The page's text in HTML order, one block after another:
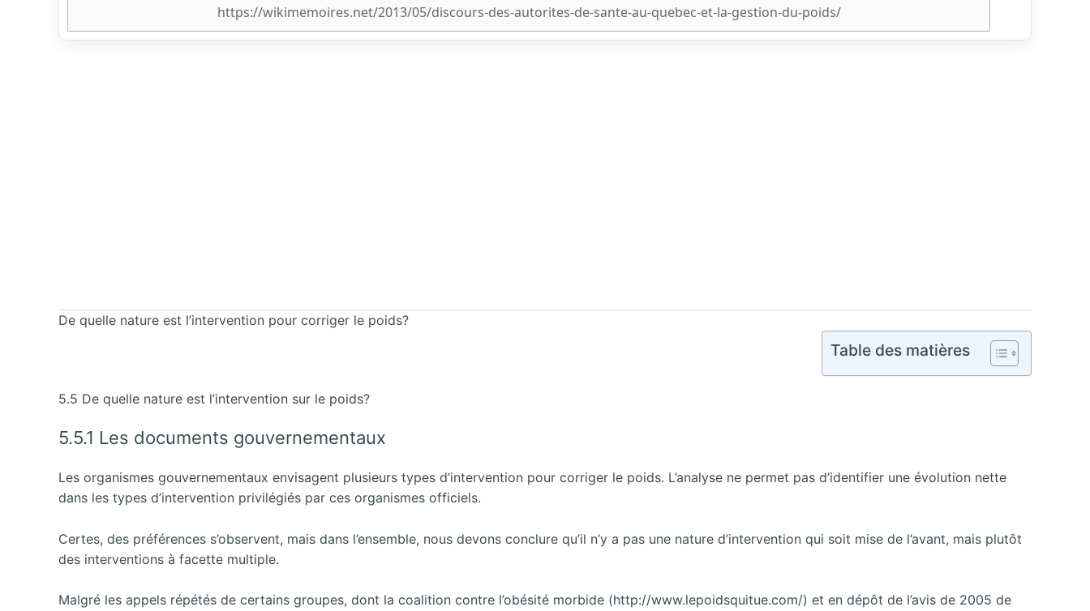
De quelle nature est l’intervention pour corriger le poids?
Table des matières
5.5 De quelle nature est l’intervention sur le poids?
5.5.1 Les documents gouvernementaux
Les organismes gouvernementaux envisagent plusieurs types d’intervention pour corriger le poids. L’analyse ne permet pas d’identifier une évolution nette
dans les types d’intervention privilégiés par ces organismes officiels.
Certes, des préférences s’observent, mais dans l’ensemble, nous devons conclure qu’il n’y a pas une nature d’intervention qui soit mise de l’avant, mais plutôt
des interventions à facette multiple.
Malgré les appels répétés de certains groupes, dont la coalition contre l’obésité morbide (http://www.lepoidsquitue.com/) et en dépôt de l’avis de 2005 de